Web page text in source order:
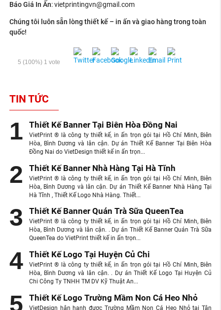
Báo Giá In Ấn: vietprintingvn@gmail.com
Chúng tôi luôn sẵn lòng thiết kế – in ấn và giao hàng trong toàn
quốc!
5 (100%) 1 vote
TIN TỨC
Thiết Kế Banner Tại Biên Hòa Đồng Nai
VietPrint ® là công ty thiết kế, in ấn trọn gói tại Hồ Chí Minh, Biên
Hòa, Bình Dương và lân cận. Dự án Thiết Kế Banner Tại Biên Hòa
Đồng Nai do VietDesign thiết kế in ấn trọn...
Thiết Kế Banner Nhà Hàng Tại Hà Tĩnh
VietPrint ® là công ty thiết kế, in ấn trọn gói tại Hồ Chí Minh, Biên
Hòa, Bình Dương và lân cận. Dự án Thiết Kế Banner Nhà Hàng Tại
Hà Tĩnh , Thiết Kế Logo Nhà Hàng. Thiết...
Thiết Kế Banner Quán Trà Sữa QueenTea
VietPrint ® là công ty thiết kế, in ấn trọn gói tại Hồ Chí Minh, Biên
Hòa, Bình Dương và lân cận. . Dự án Thiết Kế Banner Quán Trà Sữa
QueenTea do VietPrint thiết kế in ấn trọn...
Thiết Kế Logo Tại Huyện Củ Chi
VietPrint ® là công ty thiết kế, in ấn trọn gói tại Hồ Chí Minh, Biên
Hòa, Bình Dương và lân cận. . Dự án Thiết Kế Logo Tại Huyện Củ
Chi Công Ty TNHH TM DV Kỹ Thuật An...
Thiết Kế Logo Trường Mầm Non Cá Heo Nhỏ
VietDesign hân hạnh được Trường Mầm Non Cá Heo Nhỏ tại Tân